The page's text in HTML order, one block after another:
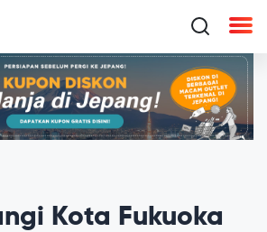
Kota Fukuoka